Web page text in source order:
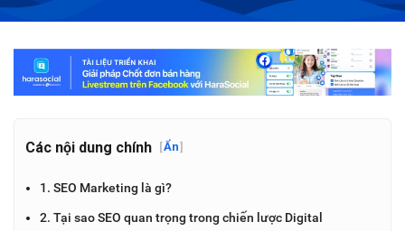
Các nội dung chính [Ẩn]
1. SEO Marketing là gì?
2. Tại sao SEO quan trọng trong chiến lược Digital